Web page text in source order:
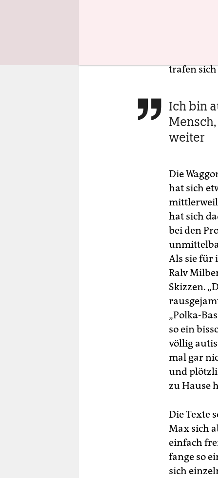
dass
der wohl
trafen
 Ich bin
weiter
Die
hat sich
hat sich
bei den
Als sie für
Ralv
Skizzen.
„Polka-
so ein
völlig
mal gar
und
zu Hause
Die Texte
Max sich
einfach
fange so
sich